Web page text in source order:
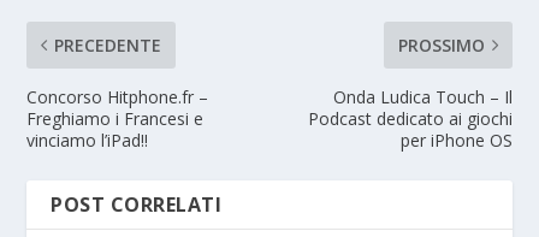
PRECEDENTE
Concorso Hitphone.fr –
Freghiamo i Francesi e
vinciamo l’iPad!!
PROSSIMO
Onda Ludica Touch – Il
Podcast dedicato ai giochi
per iPhone OS
POST CORRELATI